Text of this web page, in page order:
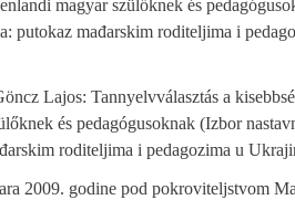
magyar szülőknek és
putokaz mađarskim roditeljima i
Lajos: Tannyelvválasztás a
és pedagógusoknak (Izbor
roditeljima i pedagozima u
2009. godine pod pokroviteljstvom